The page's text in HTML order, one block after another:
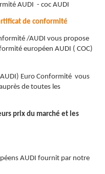
AUDI - coc AUDI
de conformité
/AUDI vous propose
européen AUDI ( COC)
Euro Conformité vous
de toutes les
prix du marché et les
AUDI fournit par notre